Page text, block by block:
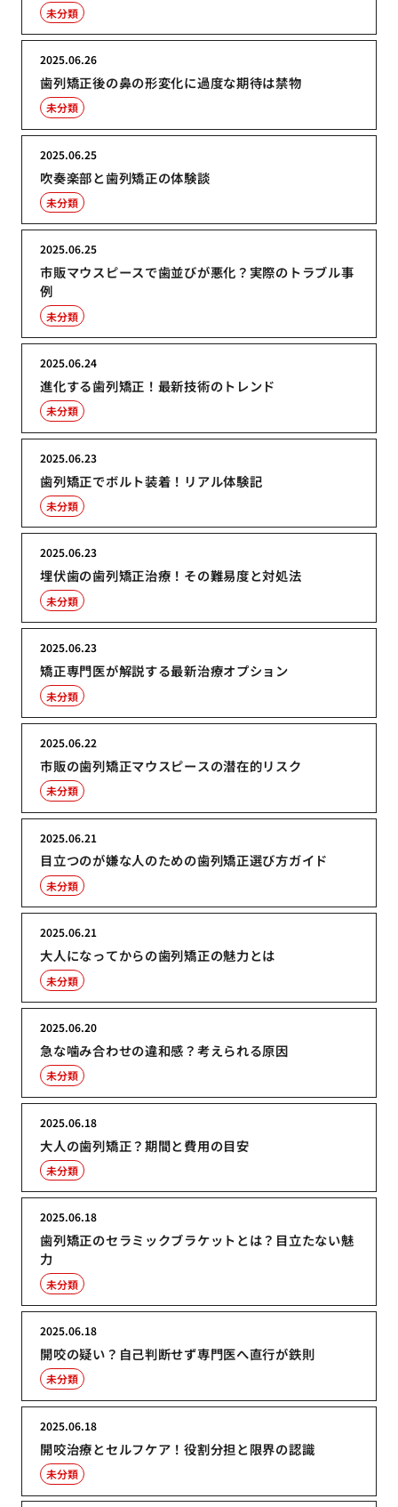
未分類
歯列矯正後の鼻の形変化に過度な期待は禁物
2025.06.26
未分類
吹奏楽部と歯列矯正の体験談
2025.06.25
未分類
市販マウスピースで歯並びが悪化？実際のトラブル事
例
2025.06.25
未分類
進化する歯列矯正！最新技術のトレンド
2025.06.24
未分類
歯列矯正でボルト装着！リアル体験記
2025.06.23
未分類
埋伏歯の歯列矯正治療！その難易度と対処法
2025.06.23
未分類
矯正専門医が解説する最新治療オプション
2025.06.23
未分類
市販の歯列矯正マウスピースの潜在的リスク
2025.06.22
未分類
目立つのが嫌な人のための歯列矯正選び方ガイド
2025.06.21
未分類
大人になってからの歯列矯正の魅力とは
2025.06.21
未分類
急な噛み合わせの違和感？考えられる原因
2025.06.20
未分類
大人の歯列矯正？期間と費用の目安
2025.06.18
未分類
歯列矯正のセラミックブラケットとは？目立たない魅
力
2025.06.18
未分類
開咬の疑い？自己判断せず専門医へ直行が鉄則
2025.06.18
未分類
開咬治療とセルフケア！役割分担と限界の認識
2025.06.18
未分類